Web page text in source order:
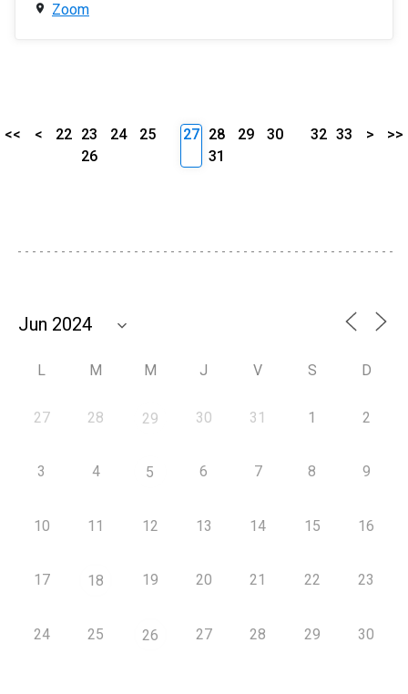
Zoom
<< < 22 23 24
25
26
27 28 29
30
31
32 33 > >>
L M M J V S D
27 28 29 30 31 1 2
3 4 5 6 7 8 9
10 11 12 13 14 15 16
17 18 19 20 21 22 23
24 25 26 27 28 29 30